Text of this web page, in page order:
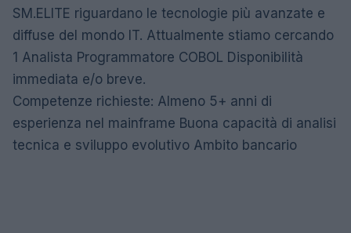
SM.ELITE riguardano le tecnologie più avanzate e
diffuse del mondo IT. Attualmente stiamo cercando
1 Analista Programmatore COBOL Disponibilità
immediata e/o breve.
Competenze richieste: Almeno 5+ anni di
esperienza nel mainframe Buona capacità di analisi
tecnica e sviluppo evolutivo Ambito bancario